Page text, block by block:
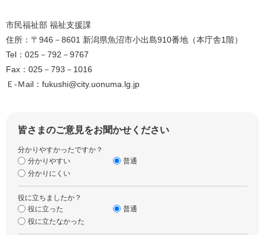
市民福祉部 福祉支援課
住所：〒946－8601 新潟県魚沼市小出島910番地（本庁舎1階）
Tel：025－792－9767
Fax：025－793－1016
Ｅ-Ｍail：fukushi@city.uonuma.lg.jp
皆さまのご意見をお聞かせください
分かりやすかったですか？
分かりやすい
普通
分かりにくい
役に立ちましたか？
役に立った
普通
役に立たなかった